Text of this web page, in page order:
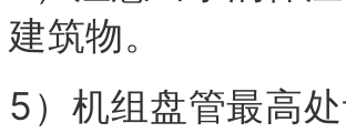
建筑物。
5）机组盘管最高